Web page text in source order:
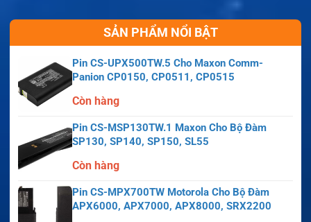
SẢN PHẨM NỔI BẬT
Pin CS-UPX500TW.5 Cho Maxon Comm-
Panion CP0150, CP0511, CP0515
Còn hàng
Pin CS-MSP130TW.1 Maxon Cho Bộ Đàm
SP130, SP140, SP150, SL55
Còn hàng
Pin CS-MPX700TW Motorola Cho Bộ Đàm
APX6000, APX7000, APX8000, SRX2200